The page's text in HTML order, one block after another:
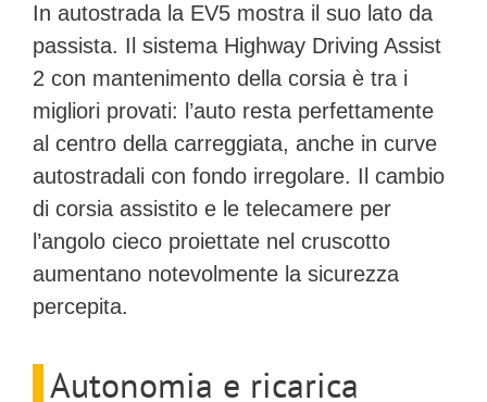
In autostrada la EV5 mostra il suo lato da
passista. Il sistema Highway Driving Assist
2 con mantenimento della corsia è tra i
migliori provati: l’auto resta perfettamente
al centro della carreggiata, anche in curve
autostradali con fondo irregolare. Il cambio
di corsia assistito e le telecamere per
l’angolo cieco proiettate nel cruscotto
aumentano notevolmente la sicurezza
percepita.
Autonomia e ricarica